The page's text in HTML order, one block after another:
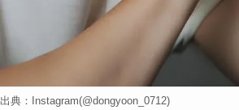
出典：Instagram(@dongyoon_0712)